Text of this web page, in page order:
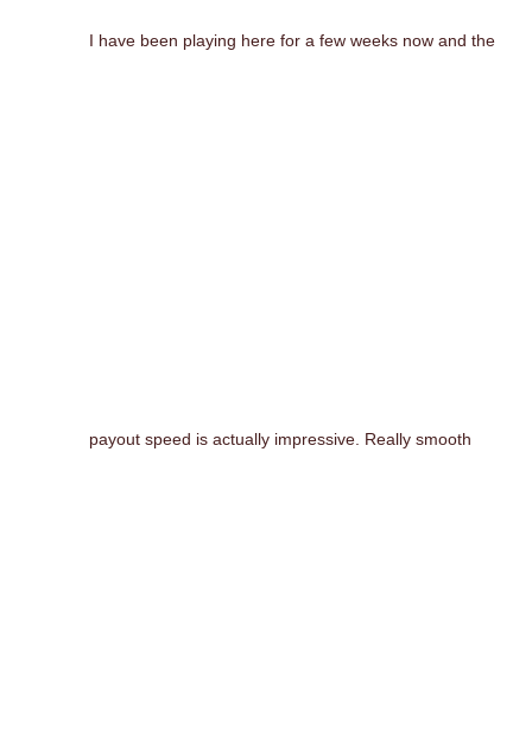
I have been playing here for a few weeks now and the
payout speed is actually impressive. Really smooth